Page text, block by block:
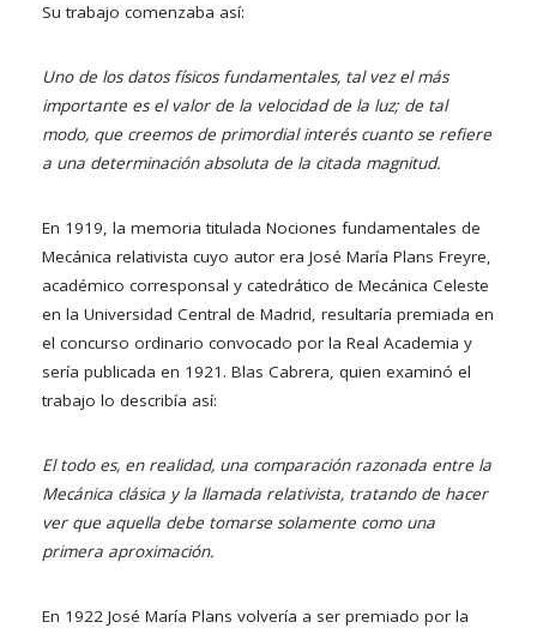
Su trabajo comenzaba así:
Uno de los datos físicos fundamentales, tal vez el más
importante es el valor de la velocidad de la luz; de tal
modo, que creemos de primordial interés cuanto se refiere
a una determinación absoluta de la citada magnitud.
En 1919, la memoria titulada Nociones fundamentales de
Mecánica relativista cuyo autor era José María Plans Freyre,
académico corresponsal y catedrático de Mecánica Celeste
en la Universidad Central de Madrid, resultaría premiada en
el concurso ordinario convocado por la Real Academia y
sería publicada en 1921. Blas Cabrera, quien examinó el
trabajo lo describía así:
El todo es, en realidad, una comparación razonada entre la
Mecánica clásica y la llamada relativista, tratando de hacer
ver que aquella debe tomarse solamente como una
primera aproximación.
En 1922 José María Plans volvería a ser premiado por la